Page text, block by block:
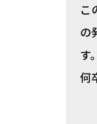
こ
の
す。
何